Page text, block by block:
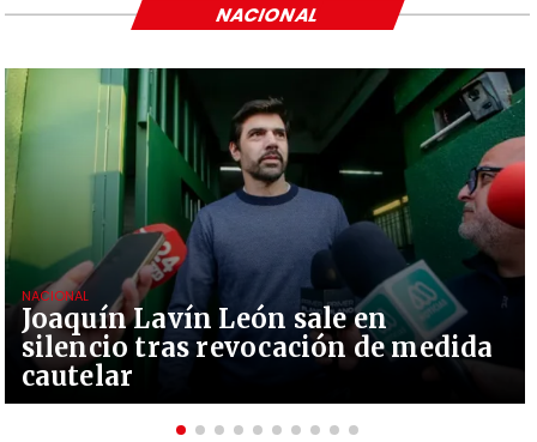
Joaquín Lavín León sale en
silencio tras revocación de medida
cautelar
NACIONAL
NACIONAL